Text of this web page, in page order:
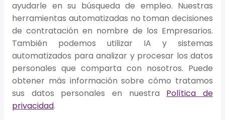
ayudarle en su búsqueda de empleo. Nuestras
herramientas automatizadas no toman decisiones
de contratación en nombre de los Empresarios.
También podemos utilizar IA y sistemas
automatizados para analizar y procesar los datos
personales que comparta con nosotros. Puede
obtener más información sobre cómo tratamos
sus datos personales en nuestra Política de
privacidad.